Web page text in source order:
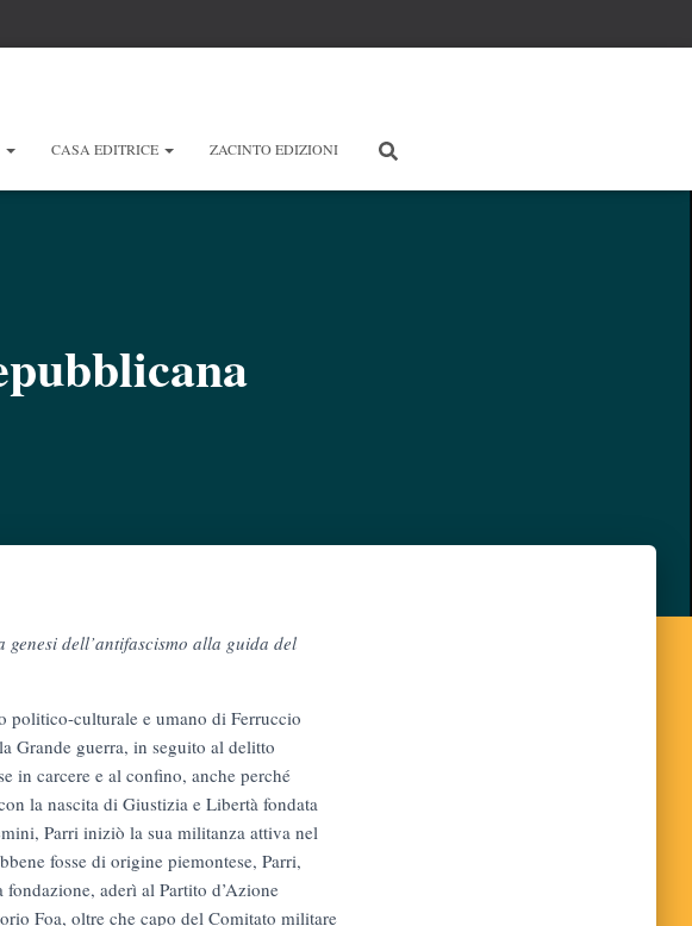
CASA EDITRICE ZACINTO EDIZIONI
dell’antifascismo alla guida del
politico-culturale e umano di Ferruccio
Grande guerra, in seguito al delitto
in carcere e al confino, anche perché
la nascita di Giustizia e Libertà fondata
Parri iniziò la sua militanza attiva nel
fosse di origine piemontese, Parri,
aderì al Partito d’Azione
Foa, oltre che capo del Comitato militare